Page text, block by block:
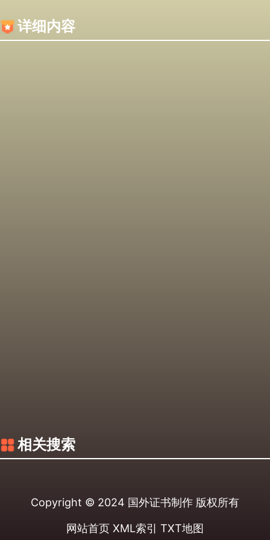
详细内容
相关搜索
Copyright © 2024 国外证书制作 版权所有
网站首页 XML索引 TXT地图